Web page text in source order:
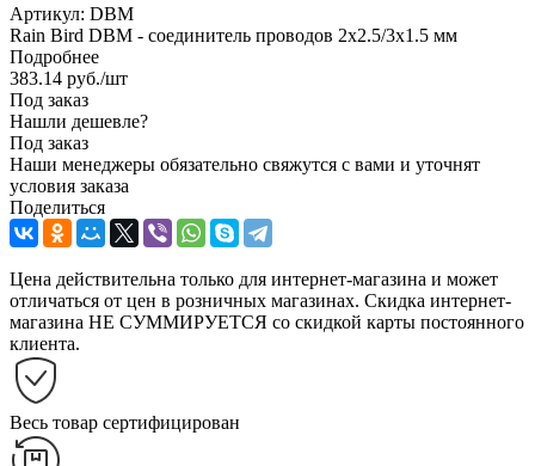
Артикул: DBM
Rain Bird DBM - cоединитель проводов 2х2.5/3х1.5 мм
Подробнее
383.14 руб./шт
Под заказ
Нашли дешевле?
Под заказ
Наши менеджеры обязательно свяжутся с вами и уточнят
условия заказа
Поделиться
Цена действительна только для интернет-магазина и может
отличаться от цен в розничных магазинах. Скидка интернет-
магазина НЕ СУММИРУЕТСЯ со скидкой карты постоянного
клиента.
Весь товар сертифицирован